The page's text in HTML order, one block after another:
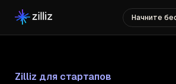
Начните
Zilliz для стартапов